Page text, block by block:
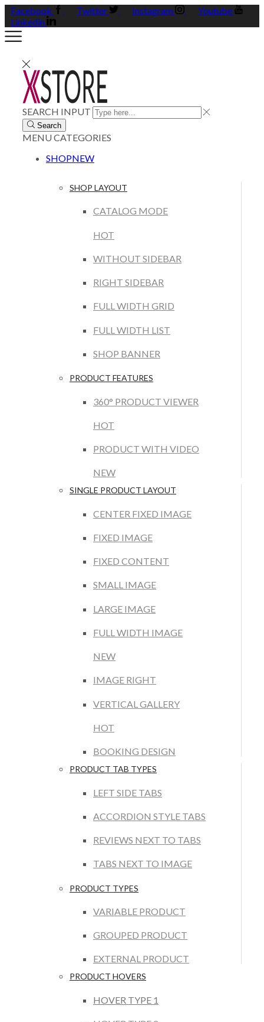
Facebook Twitter Instagram
Youtube
Linkedin
SEARCH INPUT
Search
MENUCATEGORIES
SHOPNEW
SHOP LAYOUT
CATALOG MODE
HOT
WITHOUT SIDEBAR
RIGHT SIDEBAR
FULL WIDTH GRID
FULL WIDTH LIST
SHOP BANNER
PRODUCT FEATURES
360° PRODUCT VIEWER
HOT
PRODUCT WITH VIDEO
NEW
SINGLE PRODUCT LAYOUT
CENTER FIXED IMAGE
FIXED IMAGE
FIXED CONTENT
SMALL IMAGE
LARGE IMAGE
FULL WIDTH IMAGE
NEW
IMAGE RIGHT
VERTICAL GALLERY
HOT
BOOKING DESIGN
PRODUCT TAB TYPES
LEFT SIDE TABS
ACCORDION STYLE TABS
REVIEWS NEXT TO TABS
TABS NEXT TO IMAGE
PRODUCT TYPES
VARIABLE PRODUCT
GROUPED PRODUCT
EXTERNAL PRODUCT
PRODUCT HOVERS
HOVER TYPE 1